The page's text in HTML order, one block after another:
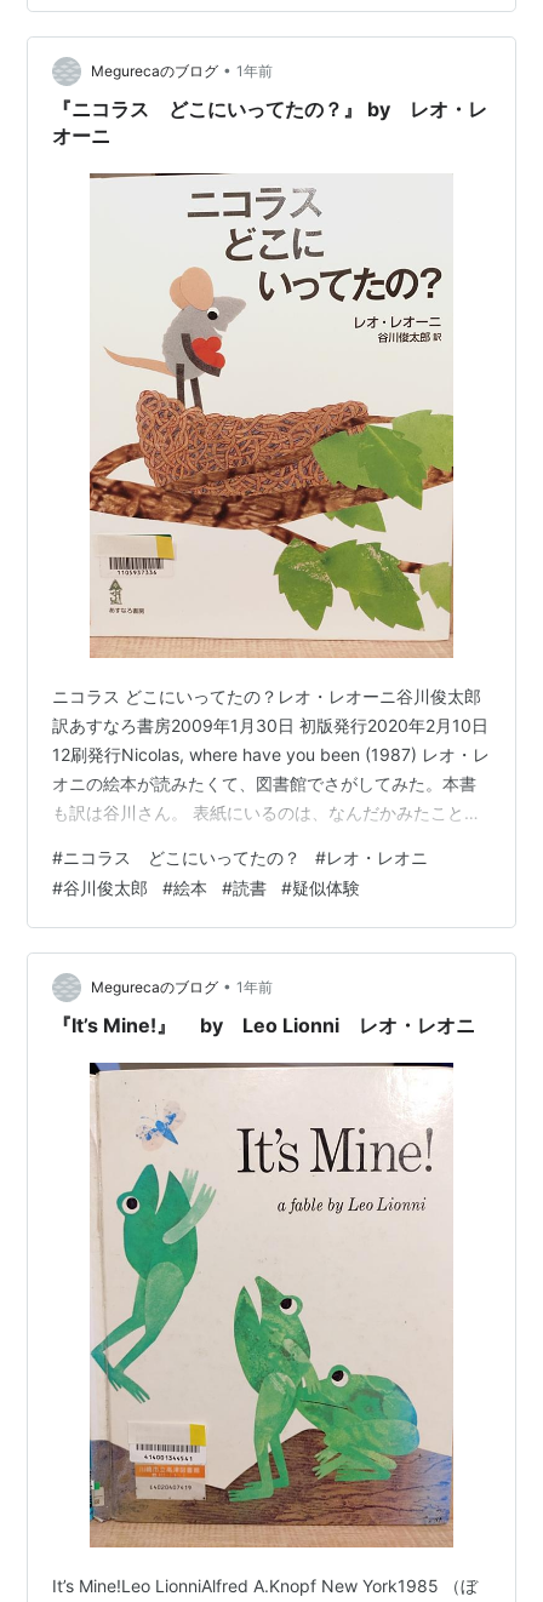
を読んだのですが、レオ・レオニは、絵の中の文字の配
置・分量も相当に意識されているそうです。ですので、
翻訳上、工夫されているところもあるそうです。直訳す
ると、日本語が長すぎて、収まりきらないと…
Megurecaのブログ • 1年前
『ニコラス どこにいってたの？』 by レオ・レ
オーニ
ニコラス どこにいってたの？レオ・レオーニ谷川俊太郎
訳あすなろ書房2009年1月30日 初版発行2020年2月10日
12刷発行Nicolas, where have you been (1987) レオ・レ
オニの絵本が読みたくて、図書館でさがしてみた。本書
も訳は谷川さん。 表紙にいるのは、なんだかみたことあ
紙を開くと、そでには、”せかいいち あまくておいしい
のいちごをみつけるんだ！みんなに ないしょでしゅっぱ
つした ニコラスをまっていたのは・・・・？”とある。
ものがたりは、野原のはじっこにくらす、のねずみた
ち。 小さなねずみは、エロデ…
#ニコラス どこにいってたの？ #レオ・レオニ
#谷川俊太郎 #絵本 #読書 #疑似体験
Megurecaのブログ • 1年前
『It’s Mine!』 by Leo Lionni レオ・レオニ
It’s Mine!Leo LionniAlfred A.Knopf New York1985 （ぼ